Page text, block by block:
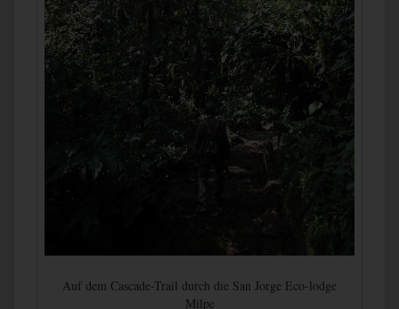
Auf dem Cascade-Trail durch die San Jorge Eco-lodge
Milpe